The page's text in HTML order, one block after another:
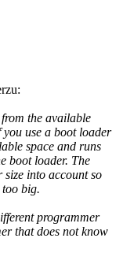
the available
use a boot loader
space and runs
boot loader. The
into account so
big.
programmer
that does not know